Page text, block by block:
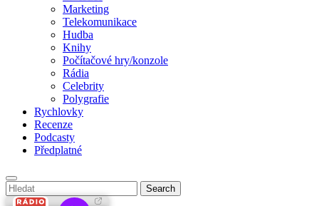
Marketing
Telekomunikace
Hudba
Knihy
Počítačové hry/konzole
Rádia
Celebrity
Polygrafie
Rychlovky
Recenze
Podcasty
Předplatné